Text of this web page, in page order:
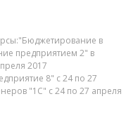
в
предприятием 2" в
2017
8" с 24 по 27
"1С" с 24 по 27 апреля